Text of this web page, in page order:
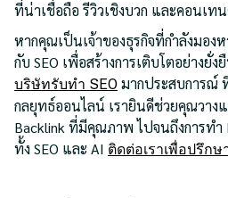
ที่น่าเชื่อถือ รีวิวเชิงบวก และคอนเ
หากคุณเป็นเจ้าของธุรกิจที่กำลังมอง
กับ SEO เพื่อสร้างการเติบโตอย่างยั่ง
บริษัทรับทำ SEO มากประสบการณ์
กลยุทธ์ออนไลน์ เรายินดีช่วยคุณวาง
Backlink ที่มีคุณภาพ ไปจนถึงการทำ
ทั้ง SEO และ AI ติดต่อเราเพื่อปรึกษ